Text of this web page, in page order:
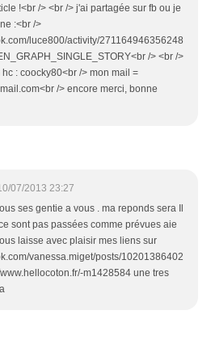
!<br /> <br /> j'ai partagée sur fb ou je
:<br />
luce800/activity/271164946356248
/> <br />
: coocky80<br /> mon mail =
/> encore merci, bonne
07/2013 23:27
ses gentie a vous . ma reponds sera Il
sont pas passées comme prévues aie
laisse avec plaisir mes liens sur
vanessa.miget/posts/10201386402
m1428584 une tres